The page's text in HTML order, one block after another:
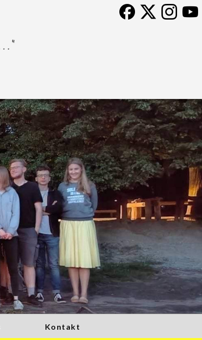
Kontakt